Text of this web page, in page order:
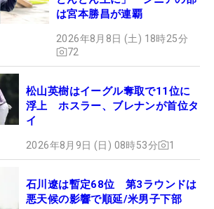
は宮本勝昌が連覇
2026年8月8日 (土) 18時25分
72
松山英樹はイーグル奪取で11位に
浮上 ホスラー、ブレナンが首位タ
イ
2026年8月9日 (日) 08時53分 1
石川遼は暫定68位 第3ラウンドは
悪天候の影響で順延/米男子下部